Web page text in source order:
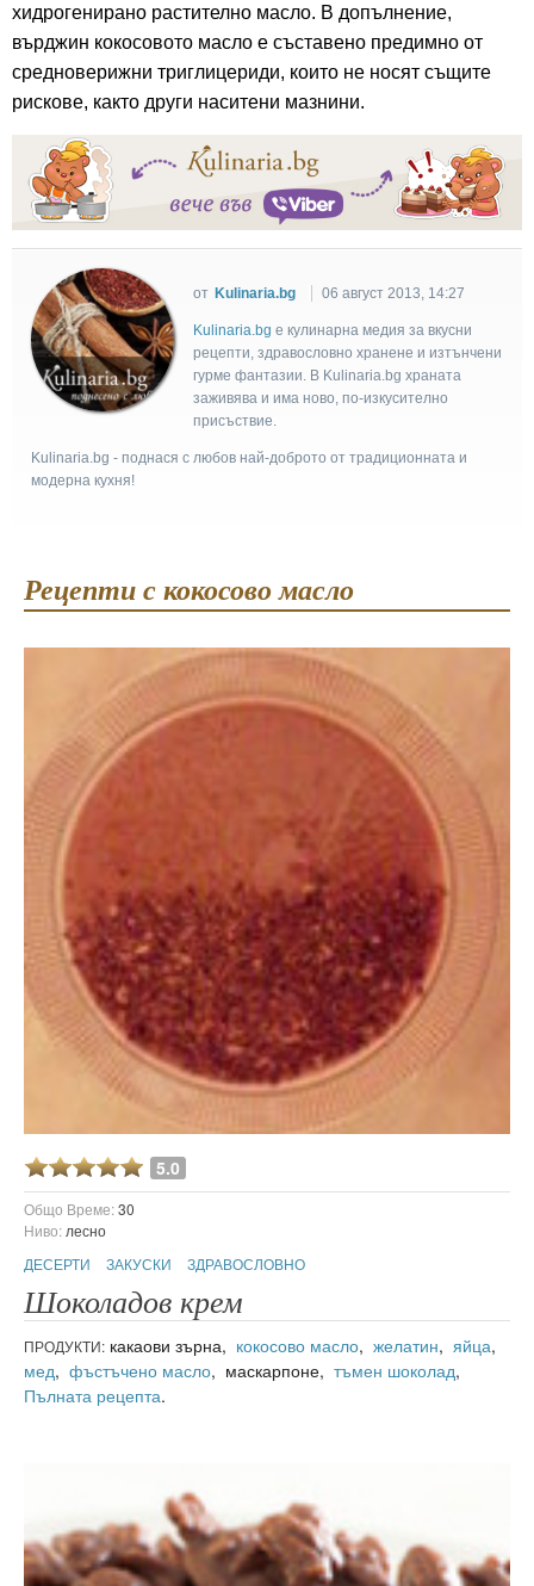
хидрогенирано растително масло. В допълнение,
върджин кокосовото масло е съставено предимно от
средноверижни триглицериди, които не носят същите
рискове, както други наситени мазнини.
от Kulinaria.bg 06 август 2013, 14:27
Kulinaria.bg e кулинарна медия за вкусни
рецепти, здравословно хранене и изтънчени
гурме фантазии. В Kulinaria.bg храната
заживява и има ново, по-изкусително
присъствие.
Kulinaria.bg - поднася с любов най-доброто от традиционната и
модерна кухня!
Рецепти с кокосово масло
5.0
Общо Време:30
Ниво: лесно
ДЕСЕРТИ
ЗАКУСКИ ЗДРАВОСЛОВНО
Шоколадов крем
ПРОДУКТИ: какаови зърна, кокосово масло, желатин, яйца,
мед, фъстъчено масло, маскарпоне, тъмен шоколад,
Пълната рецепта.